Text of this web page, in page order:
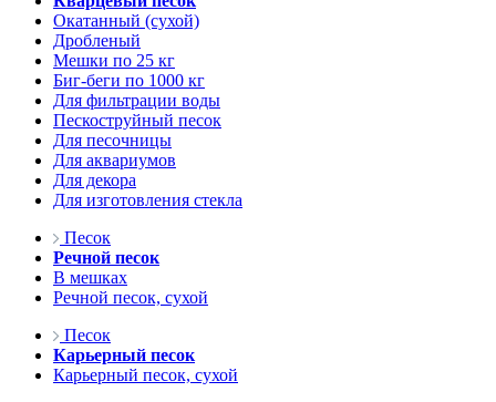
Окатанный (сухой)
Дробленый
Мешки по 25 кг
Биг-беги по 1000 кг
Для фильтрации воды
Пескоструйный песок
Для песочницы
Для аквариумов
Для декора
Для изготовления стекла
Песок
Речной песок
В мешках
Речной песок, сухой
Песок
Карьерный песок
Карьерный песок, сухой